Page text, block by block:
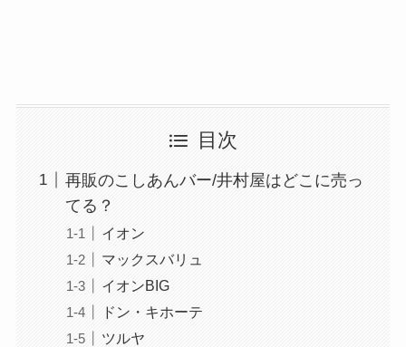
目次
再販のこしあんバー/井村屋はどこに売っ
てる？
イオン
マックスバリュ
イオンBIG
ドン・キホーテ
ツルヤ